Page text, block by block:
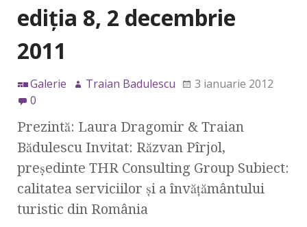
ediţia 8, 2 decembrie
2011
Galerie Traian Badulescu
3 ianuarie 2012
0
Prezintă: Laura Dragomir & Traian
Bădulescu Invitat: Răzvan Pîrjol,
preşedinte THR Consulting Group Subiect:
calitatea serviciilor şi a învăţământului
turistic din România